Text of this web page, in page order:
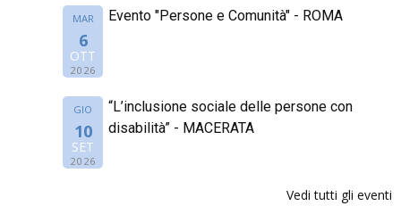
MAR
6
OTT
2026
Evento "Persone e Comunità" - ROMA
GIO
10
SET
2026
“L’inclusione sociale delle persone con
disabilità” - MACERATA
Vedi tutti gli eventi